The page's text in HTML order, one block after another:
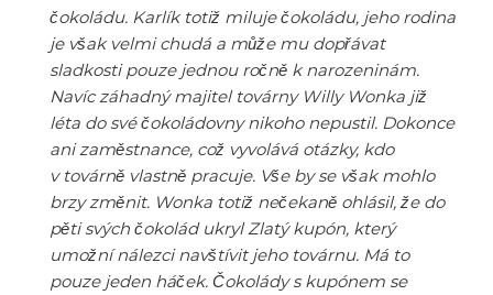
čokoládu. Karlík totiž miluje čokoládu, jeho rodina
je však velmi chudá a může mu dopřávat
sladkosti pouze jednou ročně k narozeninám.
Navíc záhadný majitel továrny Willy Wonka již
léta do své čokoládovny nikoho nepustil. Dokonce
ani zaměstnance, což vyvolává otázky, kdo
v továrně vlastně pracuje. Vše by se však mohlo
brzy změnit. Wonka totiž nečekaně ohlásil, že do
pěti svých čokolád ukryl Zlatý kupón, který
umožní nálezci navštívit jeho továrnu. Má to
pouze jeden háček. Čokolády s kupónem se